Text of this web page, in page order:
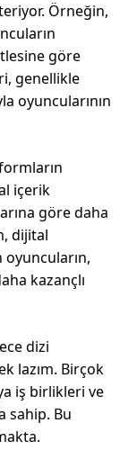
Örneğin,
göre
genellikle
oyuncularının
içerik
göre daha
dijital
kazançlı
dizi
lazım. Birçok
iş birlikleri ve
sahip. Bu